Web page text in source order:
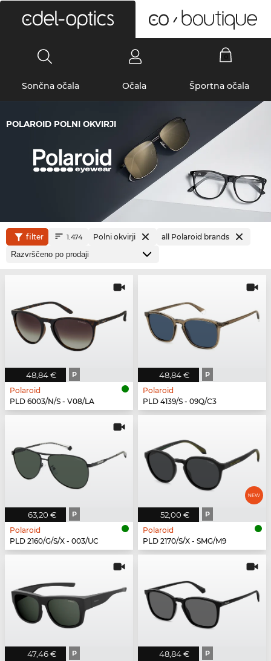
Sončna očala Očala Športna očala
POLAROID POLNI OKVIRJI
filter 1.474 Polni okvirji all Polaroid brands
48,84 € P
Polaroid
PLD 6003/N/S - V08/LA
48,84 € P
Polaroid
PLD 4139/S - 09Q/C3
63,20 € P
Polaroid
PLD 2160/G/S/X - 003/UC
52,00 € P
Polaroid
PLD 2170/S/X - SMG/M9
47,46 € P 48,84 € P